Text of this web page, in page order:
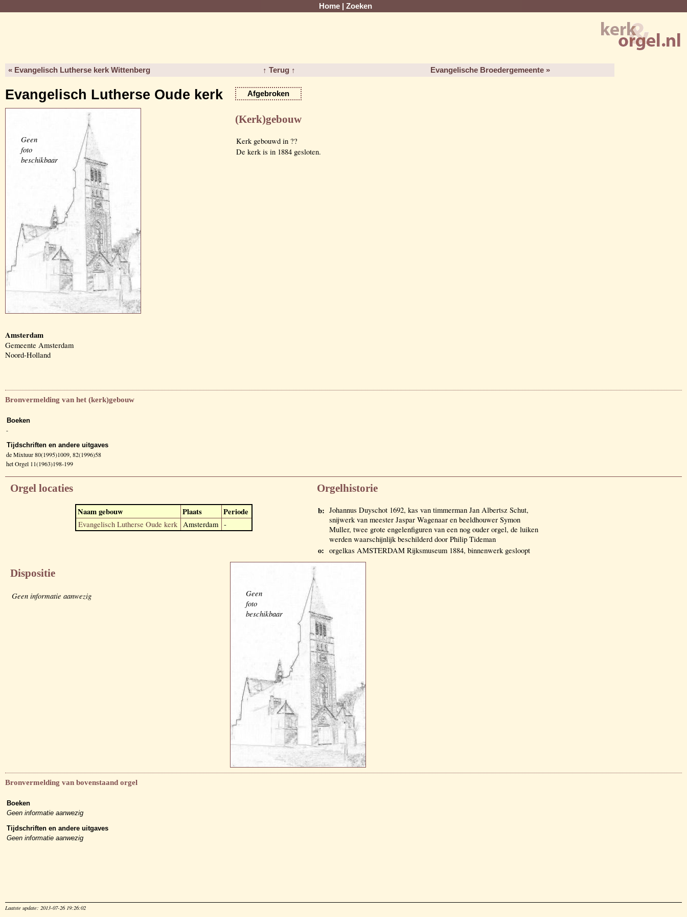
Home Zoeken
« Evangelisch Lutherse kerk Wittenberg ↑ Terug ↑ Evangelische Broedergemeente »
Evangelisch Lutherse Oude kerk Afgebroken
Geen
foto
beschikbaar
Amsterdam
Gemeente Amsterdam
Noord-Holland
(Kerk)gebouw
Kerk gebouwd in ??
De kerk is in 1884 gesloten.
Bronvermelding van het (kerk)gebouw
Boeken
-
Tijdschriften en andere uitgaves
de Mixtuur 80(1995)1009, 82(1996)58
het Orgel 11(1963)198-199
Orgel locaties
Naam gebouw Plaats Periode
Evangelisch Lutherse Oude kerk Amsterdam -
Orgelhistorie
b: Johannus Duyschot 1692, kas van timmerman Jan Albertsz Schut,
snijwerk van meester Jaspar Wagenaar en beeldhouwer Symon
Muller, twee grote engelenfiguren van een nog ouder orgel, de luiken
werden waarschijnlijk beschilderd door Philip Tideman
o: orgelkas AMSTERDAM Rijksmuseum 1884, binnenwerk gesloopt
Dispositie
Geen informatie aanwezig
Geen
foto
beschikbaar
Bronvermelding van bovenstaand orgel
Boeken
Geen informatie aanwezig
Tijdschriften en andere uitgaves
Geen informatie aanwezig
Laatste update: 2013-07-26 19:26:02